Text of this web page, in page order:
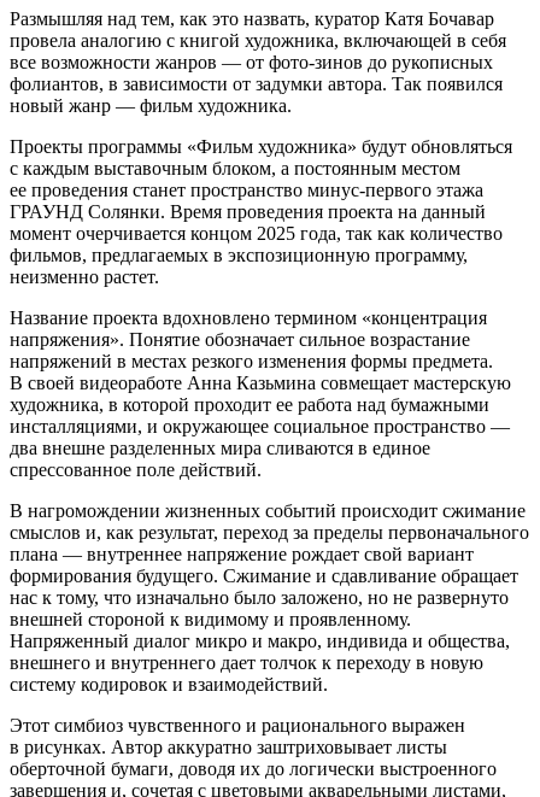
Размышляя над тем, как это назвать, куратор Катя Бочавар
провела аналогию с книгой художника, включающей в себя
все возможности жанров — от фото-зинов до рукописных
фолиантов, в зависимости от задумки автора. Так появился
новый жанр — фильм художника.
Проекты программы «Фильм художника» будут обновляться
с каждым выставочным блоком, а постоянным местом
ее проведения станет пространство минус-первого этажа
ГРАУНД Солянки. Время проведения проекта на данный
момент очерчивается концом 2025 года, так как количество
фильмов, предлагаемых в экспозиционную программу,
неизменно растет.
Название проекта вдохновлено термином «концентрация
напряжения». Понятие обозначает сильное возрастание
напряжений в местах резкого изменения формы предмета.
В своей видеоработе Анна Казьмина совмещает мастерскую
художника, в которой проходит ее работа над бумажными
инсталляциями, и окружающее социальное пространство —
два внешне разделенных мира сливаются в единое
спрессованное поле действий.
В нагромождении жизненных событий происходит сжимание
смыслов и, как результат, переход за пределы первоначального
плана — внутреннее напряжение рождает свой вариант
формирования будущего. Сжимание и сдавливание обращает
нас к тому, что изначально было заложено, но не развернуто
внешней стороной к видимому и проявленному.
Напряженный диалог микро и макро, индивида и общества,
внешнего и внутреннего дает толчок к переходу в новую
систему кодировок и взаимодействий.
Этот симбиоз чувственного и рационального выражен
в рисунках. Автор аккуратно заштриховывает листы
оберточной бумаги, доводя их до логически выстроенного
завершения и, сочетая с цветовыми акварельными листами,